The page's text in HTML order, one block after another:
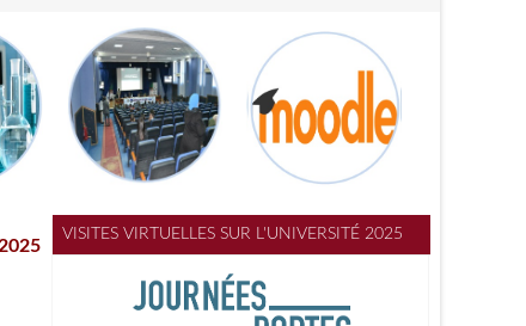
VISITES VIRTUELLES SUR L'UNIVERSITÉ 2025